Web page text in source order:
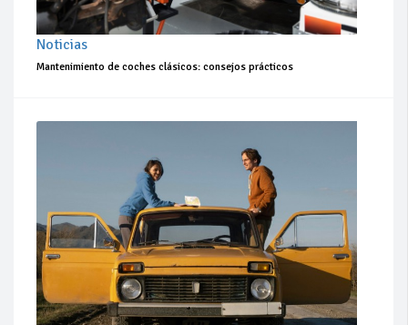
Noticias
Mantenimiento de coches clásicos: consejos prácticos